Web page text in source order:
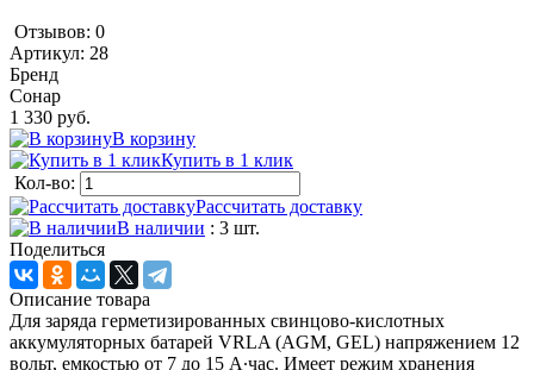
Отзывов: 0
Артикул: 28
Бренд
Сонар
1 330 руб.
В корзину
Купить в 1 клик
Кол-во:
Рассчитать доставку
В наличии : 3 шт.
Поделиться
Описание товара
Для заряда герметизированных свинцово-кислотных
аккумуляторных батарей VRLA (AGM, GEL) напряжением 12
вольт, емкостью от 7 до 15 А∙час. Имеет режим хранения